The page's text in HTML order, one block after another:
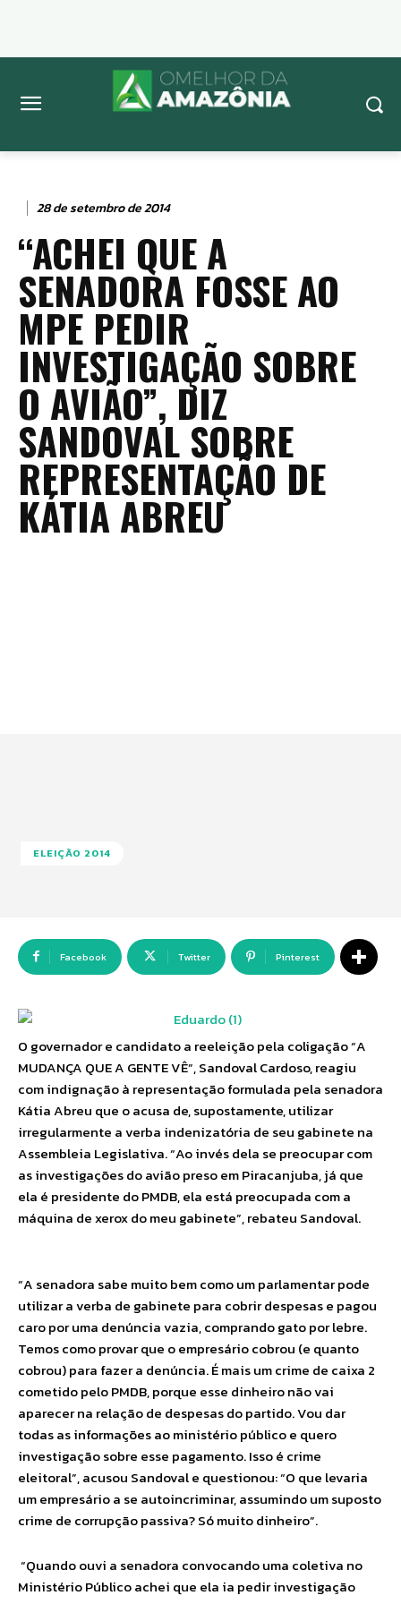
28 de setembro de 2014
“ACHEI QUE A
SENADORA FOSSE AO
MPE PEDIR
INVESTIGAÇÃO SOBRE
O AVIÃO”, DIZ
SANDOVAL SOBRE
REPRESENTAÇÃO DE
KÁTIA ABREU
ELEIÇÃO 2014
Facebook Twitter Pinterest
O governador e candidato a reeleição pela coligação “A
MUDANÇA QUE A GENTE VÊ”, Sandoval Cardoso, reagiu
com indignação à representação formulada pela senadora
Kátia Abreu que o acusa de, supostamente, utilizar
irregularmente a verba indenizatória de seu gabinete na
Assembleia Legislativa. “Ao invés dela se preocupar com
as investigações do avião preso em Piracanjuba, já que
ela é presidente do PMDB, ela está preocupada com a
máquina de xerox do meu gabinete”, rebateu Sandoval.
“A senadora sabe muito bem como um parlamentar pode
utilizar a verba de gabinete para cobrir despesas e pagou
caro por uma denúncia vazia, comprando gato por lebre.
Temos como provar que o empresário cobrou (e quanto
cobrou) para fazer a denúncia. É mais um crime de caixa 2
cometido pelo PMDB, porque esse dinheiro não vai
aparecer na relação de despesas do partido. Vou dar
todas as informações ao ministério público e quero
investigação sobre esse pagamento. Isso é crime
eleitoral”, acusou Sandoval e questionou: “O que levaria
um empresário a se autoincriminar, assumindo um suposto
crime de corrupção passiva? Só muito dinheiro”.
“Quando ouvi a senadora convocando uma coletiva no
Ministério Público achei que ela ia pedir investigação